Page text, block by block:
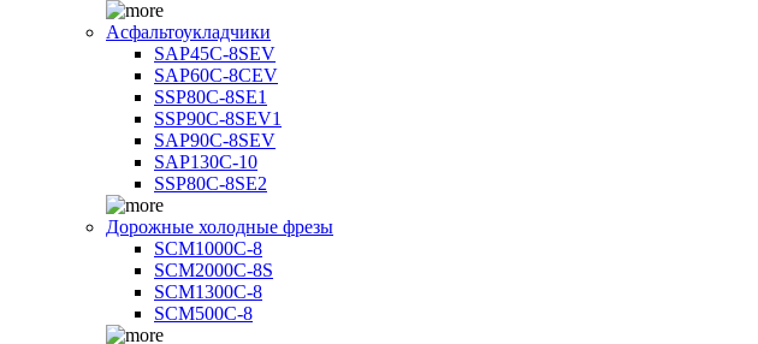
Асфальтоукладчики
SAP45С-8SEV
SAP60C-8CEV
SSP80C-8SE1
SSP90C-8SEV1
SAP90C-8SEV
SAP130C-10
SSP80C-8SE2
Дорожные холодные фрезы
SCM1000C-8
SCM2000C-8S
SCM1300C-8
SCM500C-8